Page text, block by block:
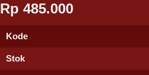
Rp 485.000
Kode
Stok